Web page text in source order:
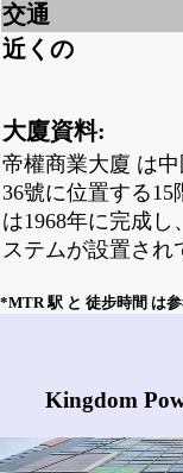
交通
近くの
大廈資料:
帝權商業大廈 は中
36號に位置する
は1968年に完成
ステムが設置され
*MTR 駅 と 徒步時間 は参
Kingdom